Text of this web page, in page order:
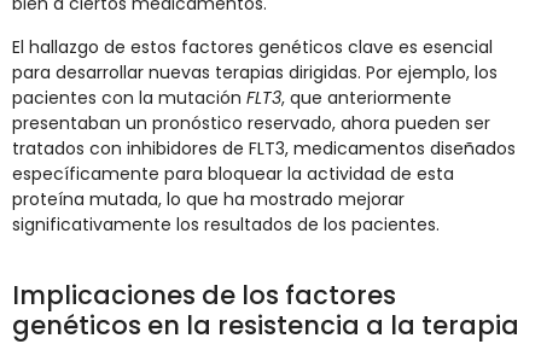
El hallazgo de estos factores genéticos clave es esencial
para desarrollar nuevas terapias dirigidas. Por ejemplo, los
pacientes con la mutación FLT3, que anteriormente
presentaban un pronóstico reservado, ahora pueden ser
tratados con inhibidores de FLT3, medicamentos diseñados
específicamente para bloquear la actividad de esta
proteína mutada, lo que ha mostrado mejorar
significativamente los resultados de los pacientes.
Implicaciones de los factores
genéticos en la resistencia a la terapia